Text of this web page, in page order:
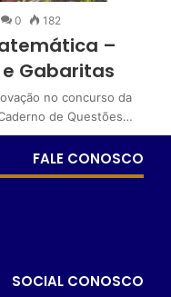
0 182
–
Gabaritas
no concurso da
de Questões…
FALE CONOSCO
SOCIAL CONOSCO